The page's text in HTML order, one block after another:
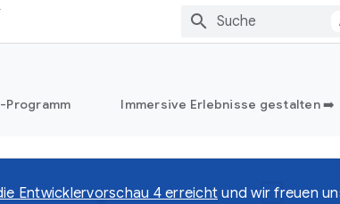
Programm Immersive Erlebnisse gestalten ➡️
Entwicklervorschau 4 erreicht und wir freuen